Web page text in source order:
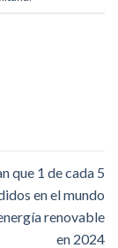
que 1 de cada 5
en el mundo
renovable
en 2024